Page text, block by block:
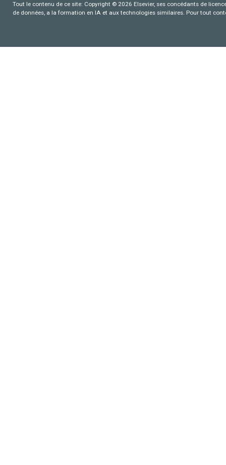
Tout le contenu de ce site: Copyright © 2026 Elsevier, ses concédants de
de données, a la formation en IA et aux technologies similaires. Pour tout